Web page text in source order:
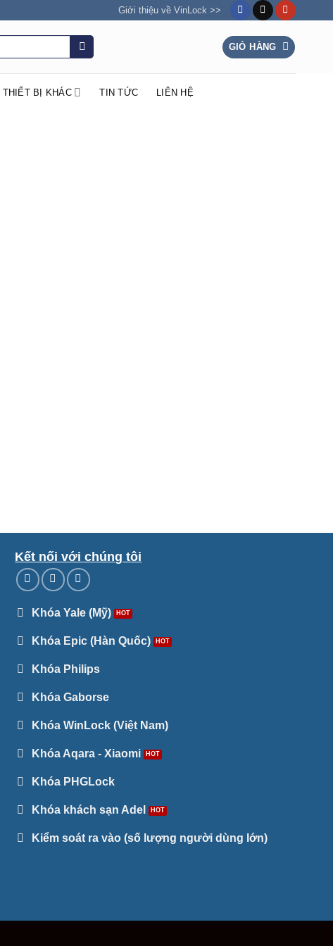
Giới thiệu về VinLock >>
GIỎ HÀNG
THIẾT BỊ KHÁC TIN TỨC LIÊN HỆ
Kết nối với chúng tôi
Khóa Yale (Mỹ)
Khóa Epic (Hàn Quốc)
Khóa Philips
Khóa Gaborse
Khóa WinLock (Việt Nam)
Khóa Aqara - Xiaomi
Khóa PHGLock
Khóa khách sạn Adel
Kiểm soát ra vào (số lượng người dùng lớn)